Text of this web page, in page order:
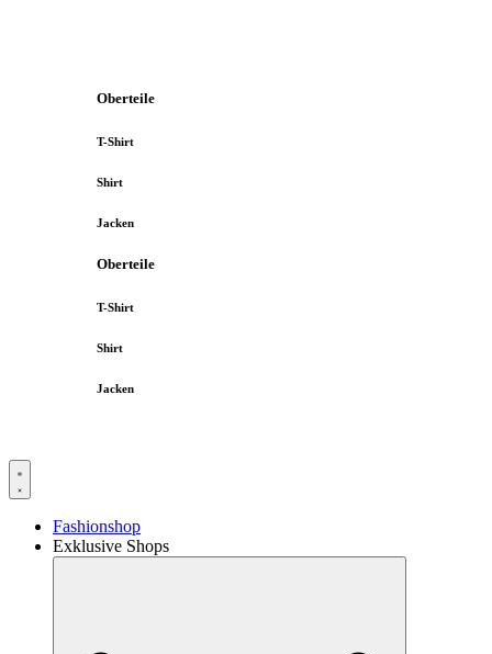
Oberteile
T-Shirt
Shirt
Jacken
Oberteile
T-Shirt
Shirt
Jacken
Fashionshop
Exklusive Shops